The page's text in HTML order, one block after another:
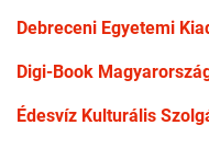
Debreceni Egyetemi
Digi-Book
Édesvíz Kulturális